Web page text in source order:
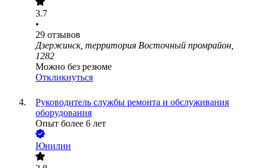
3.7
•
29 отзывов
Дзержинск, территория Восточный промрайон,
1282
Можно без резюме
Откликнуться
Руководитель службы ремонта и обслуживания
оборудования
Опыт более 6 лет
Юнилин